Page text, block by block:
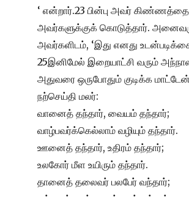
‘ என்றார்.23 பின்பு அவர் கிண்ணத்தை
அவர்களுக்குக் கொடுத்தார்.
அவர்களிடம், ‘இது எனது
25இனிமேல் இறையாட்சி வரும்
அதுவரை ஒருபோதும் குடிக்க
நற்செய்தி மலர்:
வானைத் தந்தார், வையம் தந்தார்;
வாழ்பவர்க்கெல்லாம் வழியும் தந்தார்.
ஊனைத் தந்தார், உதிரம் தந்தார்;
உலகோர் மீள உயிரும் தந்தார்.
தானைத் தலைவர் பலபேர் வந்தார்;